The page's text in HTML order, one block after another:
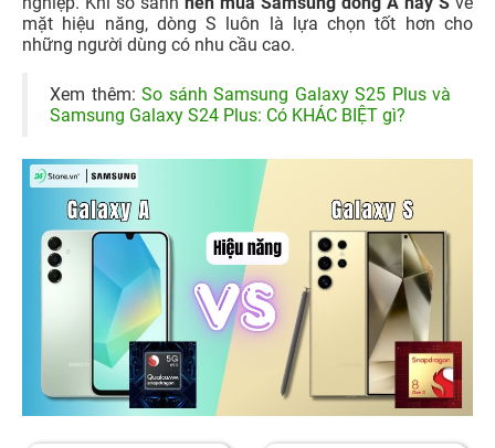
mặt hiệu năng, dòng S luôn là lựa chọn tốt hơn cho
những người dùng có nhu cầu cao.
Xem thêm: So sánh Samsung Galaxy S25 Plus và
Samsung Galaxy S24 Plus: Có KHÁC BIỆT gì?